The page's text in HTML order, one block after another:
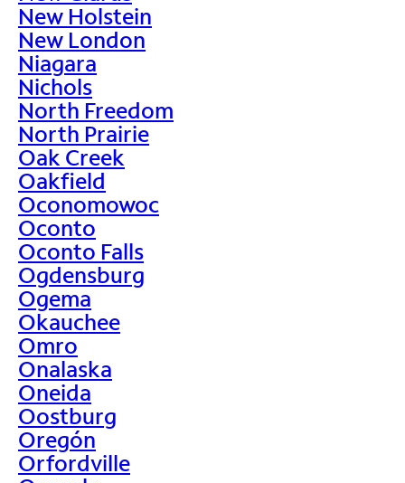
New Holstein
New London
Niagara
Nichols
North Freedom
North Prairie
Oak Creek
Oakfield
Oconomowoc
Oconto
Oconto Falls
Ogdensburg
Ogema
Okauchee
Omro
Onalaska
Oneida
Oostburg
Oregón
Orfordville